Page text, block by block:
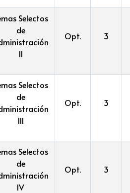
Selectos
de
II
Opt. 3
Selectos
de
III
Opt. 3
Selectos
de
IV
Opt. 3